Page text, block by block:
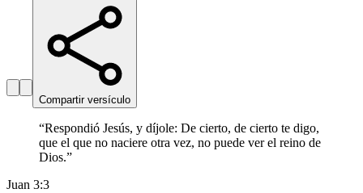
Compartir versículo
“Respondió Jesús, y díjole: De cierto, de cierto te digo,
que el que no naciere otra vez, no puede ver el reino de
Dios.”
Juan 3:3